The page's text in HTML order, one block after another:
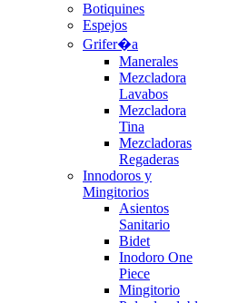
Botiquines
Espejos
Grifer�a
Manerales
Mezcladora
Lavabos
Mezcladora
Tina
Mezcladoras
Regaderas
Innodoros y
Mingitorios
Asientos
Sanitario
Bidet
Inodoro One
Piece
Mingitorio